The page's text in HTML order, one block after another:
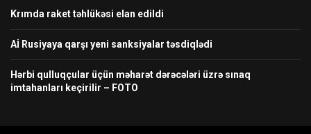
Krımda raket təhlükəsi elan edildi
Aİ Rusiyaya qarşı yeni sanksiyalar təsdiqlədi
Hərbi qulluqçular üçün məharət dərəcələri üzrə sınaq
imtahanları keçirilir – FOTO